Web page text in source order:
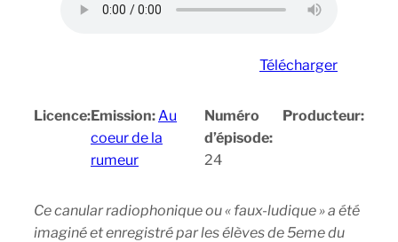
Télécharger
Licence:Emission:Au
coeur de la
rumeur
Numéro
d’épisode:
24
Producteur:
Ce canular radiophonique ou « faux-ludique » a été
imaginé et enregistré par les élèves de 5eme du